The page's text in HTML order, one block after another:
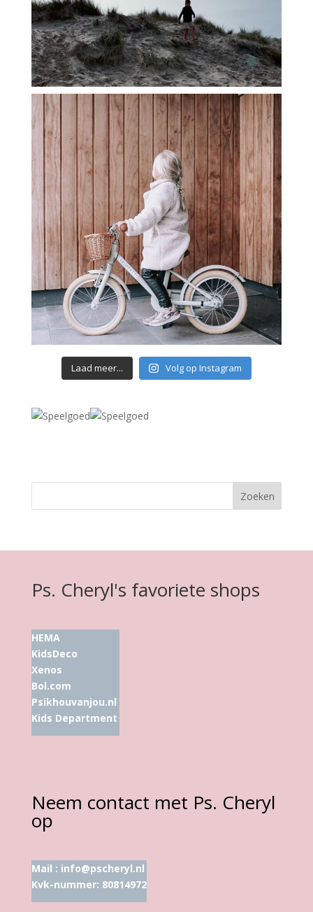
Laad meer... Volg op Instagram
Ps. Cheryl's favoriete shops
HEMA
KidsDeco
Xenos
Bol.com
Psikhouvanjou.nl
Kids Department
Neem contact met Ps. Cheryl
op
Mail : info@pscheryl.nl
Kvk-nummer: 80814972